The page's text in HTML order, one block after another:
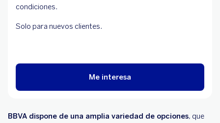
condiciones.
Solo para nuevos clientes.
Me interesa
BBVA dispone de una amplia variedad de opciones, que